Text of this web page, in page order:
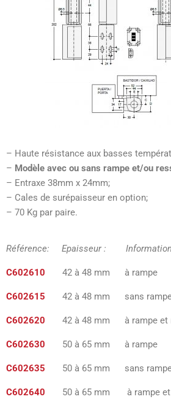
– Haute résistance aux basses
– Modèle avec ou sans rampe et/ou
– Entraxe 38mm x 24mm;
– Cales de surépaisseur en option;
– 70 Kg par paire.
Référence: Epaisseur :
C602610 42 à 48 mm à rampe
C602615 42 à 48 mm sans
C602620 42 à 48 mm à rampe et
C602630 50 à 65 mm à
C602635 50 à 65 mm sans
C602640 50 à 65 mm à rampe et